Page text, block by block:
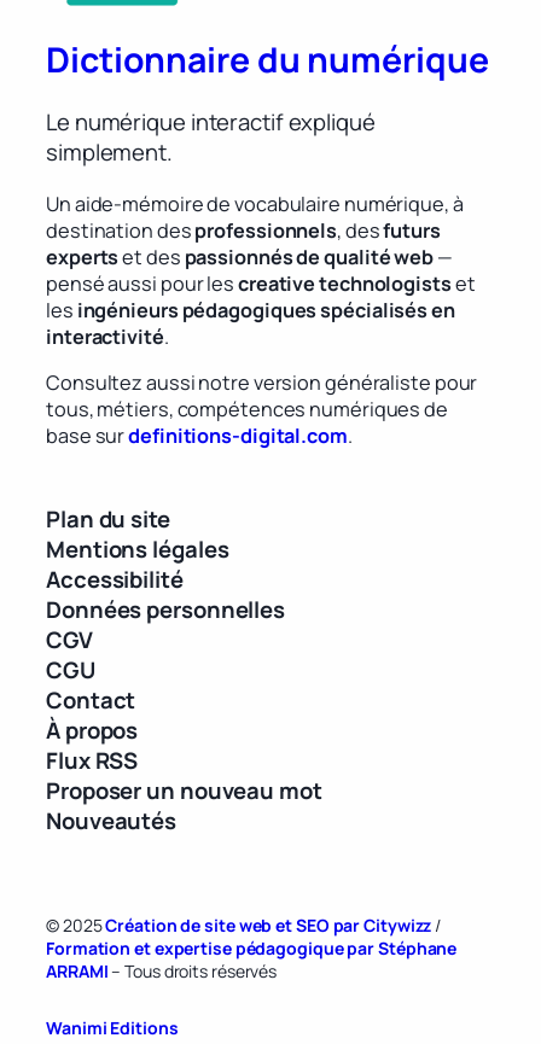
Dictionnaire du numérique
Le numérique interactif expliqué
simplement.
Un aide-mémoire de vocabulaire numérique, à
destination desprofessionnels, desfuturs
expertset des passionnés de qualité web—
pensé aussi pour lescreative technologistset
les ingénieurs pédagogiques spécialisés en
interactivité.
Consultez aussi notre version généraliste pour
tous, métiers, compétences numériques de
base surdefinitions-digital.com.
Plan du site
Mentions légales
Accessibilité
Données personnelles
CGV
CGU
Contact
À propos
Flux RSS
Proposer un nouveau mot
Nouveautés
© 2025Création de site web et SEO par Citywizz /
Formation et expertise pédagogique par Stéphane
ARRAMI– Tous droits réservés
Wanimi Editions